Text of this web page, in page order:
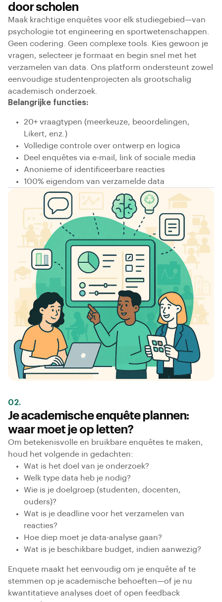
door scholen
Maak krachtige enquêtes voor elk studiegebied—van
psychologie tot engineering en sportwetenschappen.
Geen codering. Geen complexe tools. Kies gewoon je
vragen, selecteer je formaat en begin snel met het
verzamelen van data. Ons platform ondersteunt zowel
eenvoudige studentenprojecten als grootschalig
academisch onderzoek.
Belangrijke functies:
20+ vraagtypen (meerkeuze, beoordelingen,
Likert, enz.)
Volledige controle over ontwerp en logica
Deel enquêtes via e-mail, link of sociale media
Anonieme of identificeerbare reacties
100% eigendom van verzamelde data
02.
Je academische enquête plannen:
waar moet je op letten?
Om betekenisvolle en bruikbare enquêtes te maken,
houd het volgende in gedachten:
Wat is het doel van je onderzoek?
Welk type data heb je nodig?
Wie is je doelgroep (studenten, docenten,
ouders)?
Wat is je deadline voor het verzamelen van
reacties?
Hoe diep moet je data-analyse gaan?
Wat is je beschikbare budget, indien aanwezig?
Enquete maakt het eenvoudig om je enquête af te
stemmen op je academische behoeften—of je nu
kwantitatieve analyses doet of open feedback